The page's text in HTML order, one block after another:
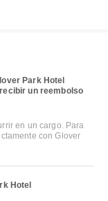
Park Hotel
un reembolso
en un cargo. Para
con Glover
Hotel